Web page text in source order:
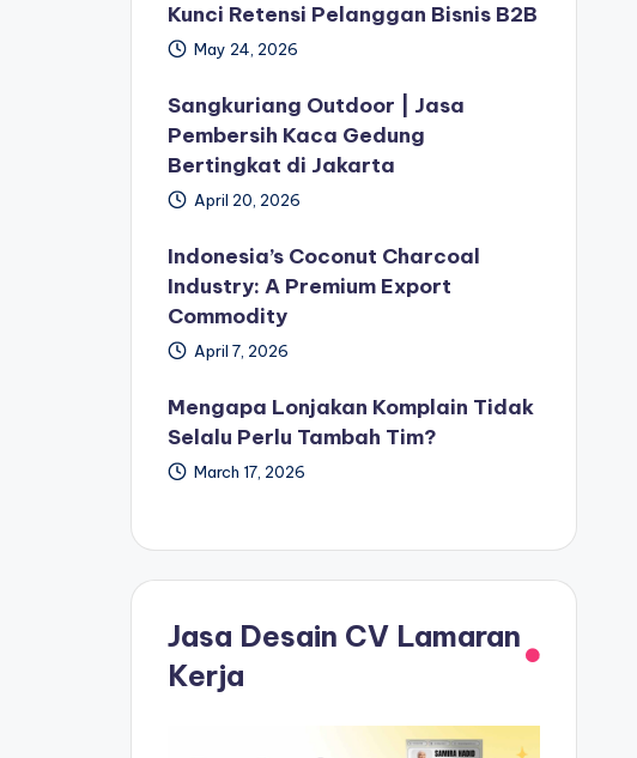
Kunci Retensi Pelanggan Bisnis B2B
May 24, 2026
Sangkuriang Outdoor | Jasa
Pembersih Kaca Gedung
Bertingkat di Jakarta
April 20, 2026
Indonesia’s Coconut Charcoal
Industry: A Premium Export
Commodity
April 7, 2026
Mengapa Lonjakan Komplain Tidak
Selalu Perlu Tambah Tim?
March 17, 2026
Jasa Desain CV Lamaran
Kerja